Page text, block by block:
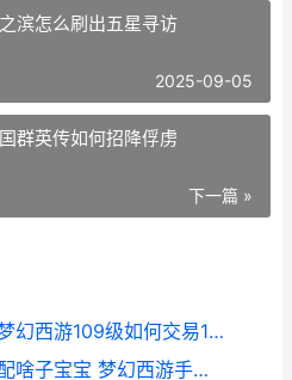
滨怎么刷出五星寻访
2025-09-05
群英传如何招降俘虏
下一篇 »
梦幻西游109级如何炼 梦幻西游109级如何交易175级召唤兽
梦幻西游手机游戏魔王配啥子宝宝 梦幻西游手机游戏